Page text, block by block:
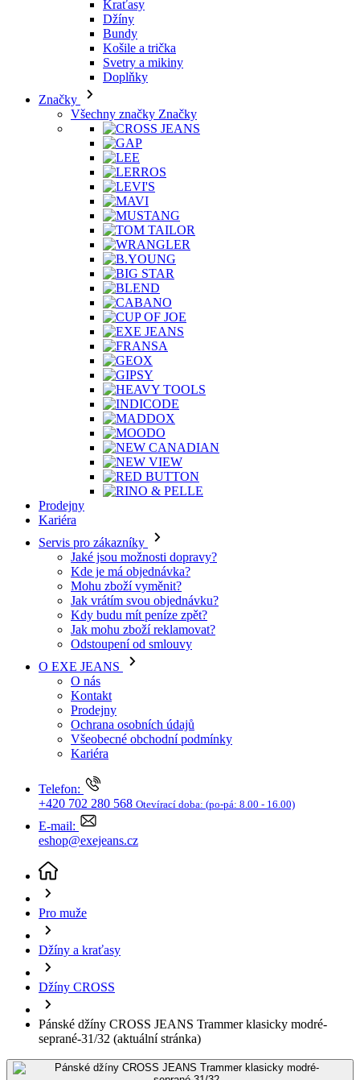
Bundy
Košile a trička
Svetry a mikiny
Doplňky
Všechny značky Značky
Servis pro zákazníky
Jaké jsou možnosti dopravy?
Kde je má objednávka?
Mohu zboží vyměnit?
Jak vrátím svou objednávku?
Kdy budu mít peníze zpět?
Jak mohu zboží reklamovat?
Odstoupení od smlouvy
O EXE JEANS
O nás
Kontakt
Prodejny
Ochrana osobních údajů
Všeobecné obchodní podmínky
Kariéra
Telefon:
+420 702 280 568
E-mail:
eshop@exejeans.cz
Pro muže
Džíny a kraťasy
Džíny CROSS
Pánské džíny CROSS JEANS Trammer klasicky modré-
seprané-31/32